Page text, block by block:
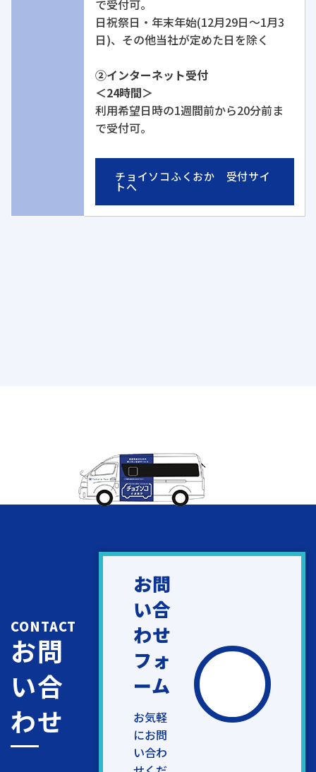
で受付可。
日祝祭日・年末年始(12月29日～1月3
日)、その他当社が定めた日を除く
②インターネット受付
＜24時間＞
利用希望日時の1週間前から20分前ま
で受付可。
チョイソコふくおか 受付サイ
トへ
CONTACT
お問
い合
わせ
お問
い合
わせ
フォ
ーム
お気軽
にお問
い合わ